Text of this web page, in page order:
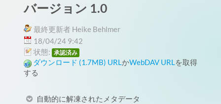
バージョン 1.0
最終更新者 Heike Behlmer
18/04/24 9:42
状態: 承認済み
ダウンロード (1.7MB) URLかWebDAV URLを取得
する
自動的に解凍されたメタデータ